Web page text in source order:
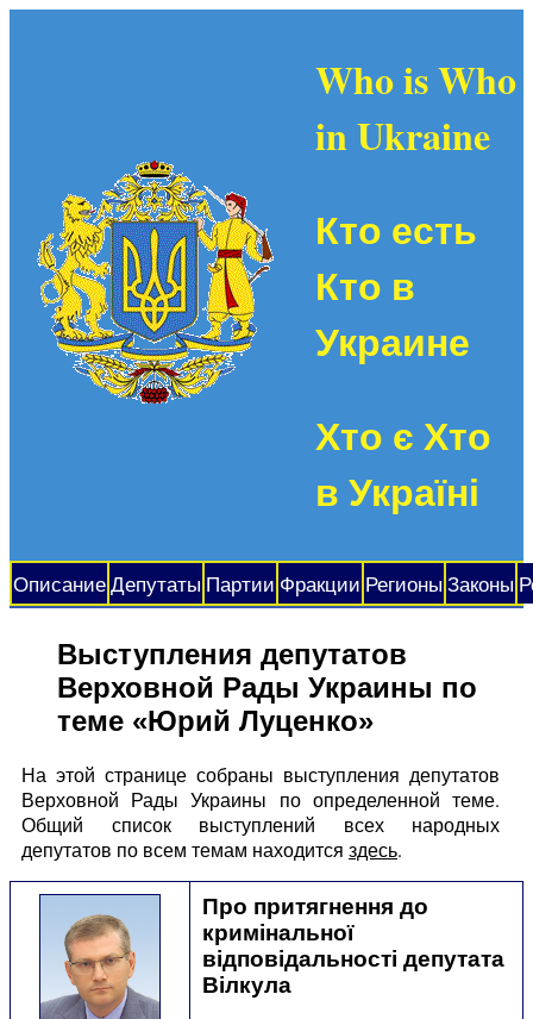
Who is Who
in Ukraine
Кто есть
Кто в
Украине
Хто є Хто
в Україні
Описание Депутаты Партии Фракции Регионы Законы
Выступления депутатов
Верховной Рады Украины по
теме «Юрий Луценко»
На этой странице собраны выступления депутатов
Верховной Рады Украины по определенной теме.
Общий список выступлений всех народных
депутатов по всем темам находится здесь.
Про притягнення до
кримінальної
відповідальності депутата
Вілкула